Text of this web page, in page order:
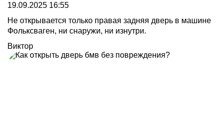
19.09.2025 16:55
Не открывается только правая задняя дверь в машине
Фольксваген, ни снаружи, ни изнутри.
Виктор